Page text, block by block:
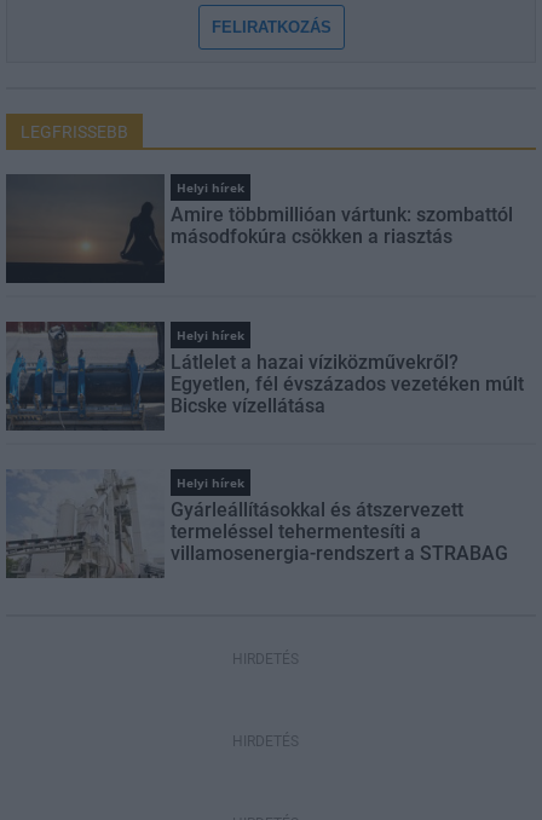
FELIRATKOZÁS
LEGFRISSEBB
Helyi hírek
Amire többmillióan vártunk: szombattól
másodfokúra csökken a riasztás
Helyi hírek
Látlelet a hazai víziközművekről?
Egyetlen, fél évszázados vezetéken múlt
Bicske vízellátása
Helyi hírek
Gyárleállításokkal és átszervezett
termeléssel tehermentesíti a
villamosenergia-rendszert a STRABAG
HIRDETÉS
HIRDETÉS